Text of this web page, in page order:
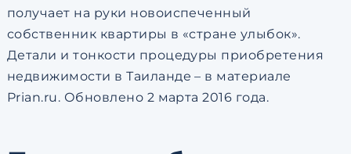
получает на руки новоиспеченный
собственник квартиры в «стране улыбок».
Детали и тонкости процедуры приобретения
недвижимости в Таиланде – в материале
Prian.ru. Обновлено 2 марта 2016 года.